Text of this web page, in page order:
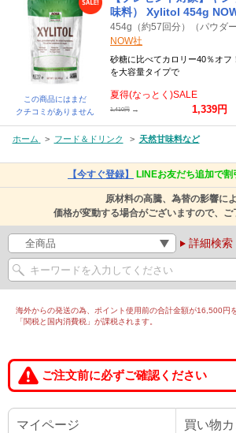
この商品にはまだ
クチコミがありません
味料） Xylitol 454g
454g（約57回分）（パウダー
NOW社
砂糖に比べてカロリー40％オ
を大容量タイプで
夏得(なっとく)SALE
1,410円 → 1,339円
ホーム > フード＆ドリンク > 天然甘味料など
【今すぐ登録】 LINEお友だち追加で割
原材料の高騰、為替の影響に
価格が変動する場合がございますので、ご
詳細検索
海外からの発送の為、ポイント使用前の合計金額が16,500円
「関税と国内消費税」が課税されます。
ご注文前に必ずご確認ください
マイページ 買い物